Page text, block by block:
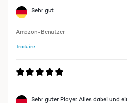
Sehr gut
Amazon-Benutzer
Traduire
Sehr guter Player. Alles dabei und